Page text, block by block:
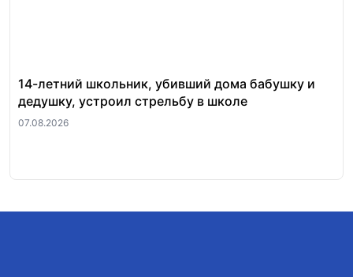
14-летний школьник, убивший дома бабушку и
дедушку, устроил стрельбу в школе
07.08.2026